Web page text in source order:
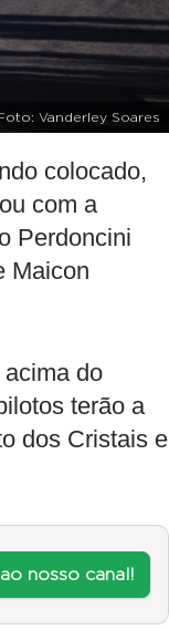
Foto: Vanderley Soares
colocado,
com a
Perdoncini
Maicon
do
terão a
dos Cristais e
nosso canal!